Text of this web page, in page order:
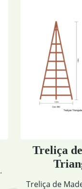
Treliça
Treliça de